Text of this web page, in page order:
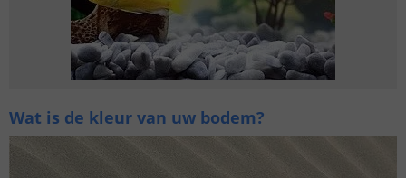
Wat is de kleur van uw bodem?